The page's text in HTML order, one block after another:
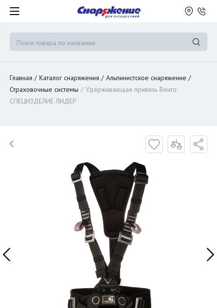
Главная Каталог снаряжения
Альпинистское снаряжение
Страховочные системы
Удерживающая привязь Венто
СПЕЦИЗДЕЛИЕ ЛИДЕР